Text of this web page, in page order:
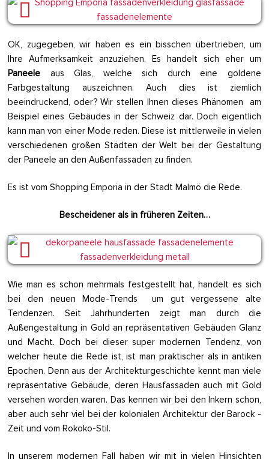
OK, zugegeben, wir haben es ein bisschen übertrieben, um
Ihre Aufmerksamkeit anzuziehen. Es handelt sich eher um
Paneele aus Glas, welche sich durch eine goldene
Farbgestaltung auszeichnen. Auch dies ist ziemlich
beeindruckend, oder? Wir stellen Ihnen dieses Phänomen am
Beispiel eines Gebäudes in der Schweiz dar. Doch eigentlich
kann man von einer Mode reden. Diese ist mittlerweile in vielen
verschiedenen großen Städten der Welt bei der Gestaltung
der Paneele an den Außenfassaden zu finden.
Es ist vom Shopping Emporia in der Stadt Malmö die Rede.
Bescheidener als in früheren Zeiten…
Wie man es schon mehrmals festgestellt hat, handelt es sich
bei den neuen Mode-Trends um gut vergessene alte
Tendenzen. Seit Jahrhunderten zeigt man durch die
Außengestaltung in Gold an repräsentativen Gebäuden Glanz
und Macht. Doch bei dieser super modernen Tendenz, von
welcher heute die Rede ist, ist man praktischer als in antiken
Epochen. Denn aus der Architekturgeschichte kennt man viele
repräsentative Gebäude, deren Hausfassaden auch mit Gold
versehen worden waren. Das kennen wir bei den Inkern schon,
aber auch sehr viel bei der kolonialen Architektur der Barock -
Zeit und vom Rokoko-Stil.
In unserem modernen Fall haben wir mit in vielen Hinsichten